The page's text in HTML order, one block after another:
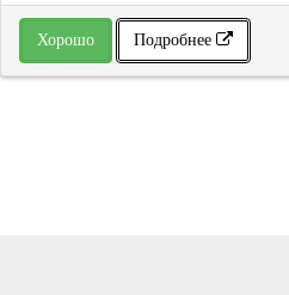
» В избранное
Хорошо Подробнее